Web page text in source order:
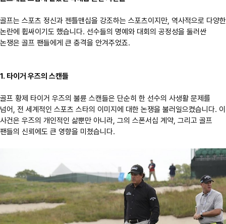
골프는 스포츠 정신과 젠틀맨십을 강조하는 스포츠이지만, 역사적으로 다양한
논란에 휩싸이기도 했습니다. 선수들의 명예와 대회의 공정성을 둘러싼
논쟁은 골프 팬들에게 큰 충격을 안겨주었죠.
1. 타이거 우즈의 스캔들
골프 황제 타이거 우즈의 불륜 스캔들은 단순히 한 선수의 사생활 문제를
넘어, 전 세계적인 스포츠 스타의 이미지에 대한 논쟁을 불러일으켰습니다. 이
사건은 우즈의 개인적인 삶뿐만 아니라, 그의 스폰서십 계약, 그리고 골프
팬들의 신뢰에도 큰 영향을 미쳤습니다.